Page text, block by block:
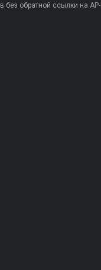
без обратной ссылки на